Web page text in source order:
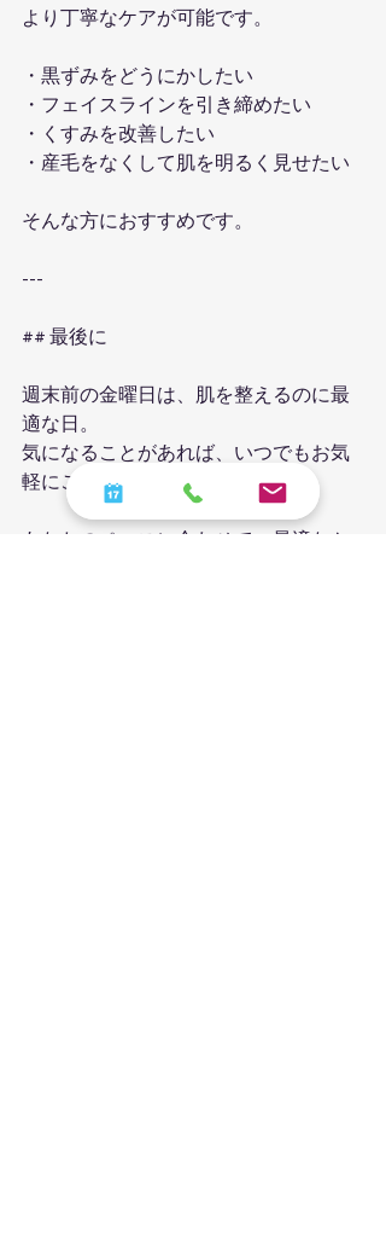
より丁寧なケアが可能です。
・黒ずみをどうにかしたい
・フェイスラインを引き締めたい
・くすみを改善したい
・産毛をなくして肌を明るく見せたい
そんな方におすすめです。
---
## 最後に
週末前の金曜日は、肌を整えるのに最
適な日。
気になることがあれば、いつでもお気
軽にご相談ください。
あなたのペースに合わせて、最適なケ